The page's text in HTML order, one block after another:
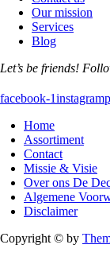
Our mission
Services
Blog
Let’s be friends!
facebook-1instagram
Home
Assortiment
Contact
Missie & Visie
Over ons De
Algemene
Disclaimer
Copyright © by